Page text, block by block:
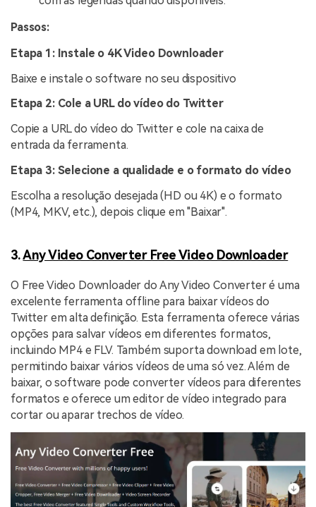
Passos:
Etapa 1: Instale o 4K Video Downloader
Baixe e instale o software no seu dispositivo
Etapa 2: Cole a URL do vídeo do Twitter
Copie a URL do vídeo do Twitter e cole na caixa de
entrada da ferramenta.
Etapa 3: Selecione a qualidade e o formato do vídeo
Escolha a resolução desejada (HD ou 4K) e o formato
(MP4, MKV, etc.), depois clique em "Baixar".
3.Any Video Converter Free Video Downloader
O Free Video Downloader do Any Video Converter é uma
excelente ferramenta offline para baixar vídeos do
Twitter em alta definição. Esta ferramenta oferece várias
opções para salvar vídeos em diferentes formatos,
incluindo MP4 e FLV. Também suporta download em lote,
permitindo baixar vários vídeos de uma só vez. Além de
baixar, o software pode converter vídeos para diferentes
formatos e oferece um editor de vídeo integrado para
cortar ou aparar trechos de vídeo.